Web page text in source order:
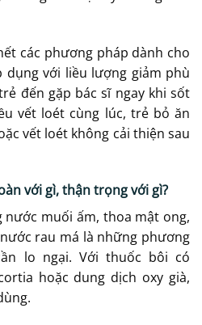
các phương pháp dành cho
với liều lượng giảm phù
đến gặp bác sĩ ngay khi sốt
vết loét cùng lúc, trẻ bỏ ăn
vết loét không cải thiện sau
với gì, thận trọng với gì?
nước muối ấm, thoa mật ong,
rau má là những phương
lo ngại. Với thuốc bôi có
hoặc dung dịch oxy già,